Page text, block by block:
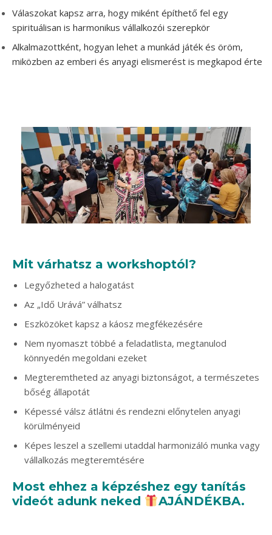
Válaszokat kapsz arra, hogy miként építhető fel egy
spirituálisan is harmonikus vállalkozói szerepkör
Alkalmazottként, hogyan lehet a munkád játék és öröm,
miközben az emberi és anyagi elismerést is megkapod érte
Mit várhatsz a workshoptól?
Legyőzheted a halogatást
Az „Idő Urává” válhatsz
Eszközöket kapsz a káosz megfékezésére
Nem nyomaszt többé a feladatlista, megtanulod
könnyedén megoldani ezeket
Megteremtheted az anyagi biztonságot, a természetes
bőség állapotát
Képessé válsz átlátni és rendezni előnytelen anyagi
körülményeid
Képes leszel a szellemi utaddal harmonizáló munka vagy
vállalkozás megteremtésére
Most ehhez a képzéshez egy tanítás
videót adunk neked
AJÁNDÉKBA.